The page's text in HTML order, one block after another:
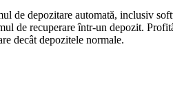
de depozitare automată, inclusiv
de recuperare într-un depozit.
decât depozitele normale.